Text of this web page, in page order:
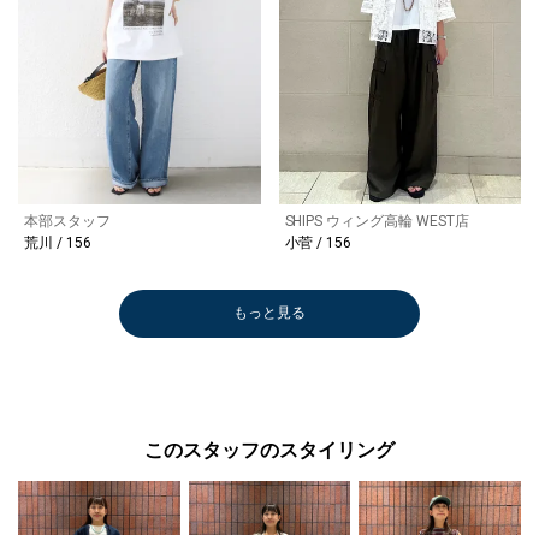
本部スタッフ
荒川 / 156
SHIPS ウィング高輪 WEST店
小菅 / 156
もっと見る
このスタッフのスタイリング